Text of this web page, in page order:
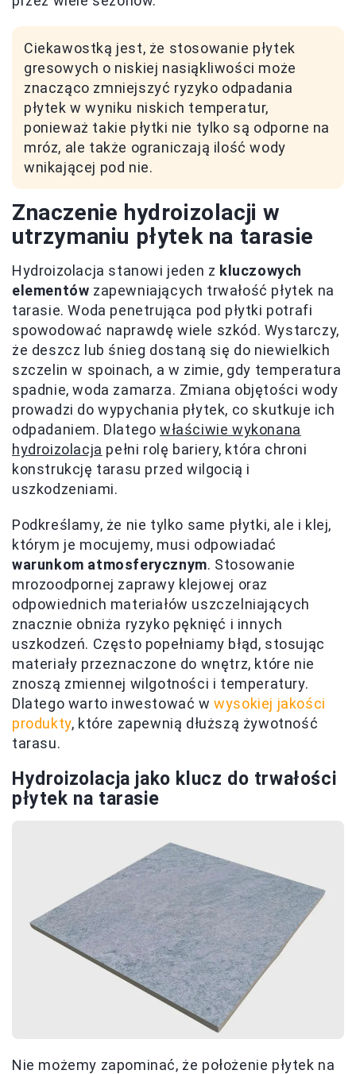
Ciekawostką jest, że stosowanie płytek
gresowych o niskiej nasiąkliwości może
znacząco zmniejszyć ryzyko odpadania
płytek w wyniku niskich temperatur,
ponieważ takie płytki nie tylko są odporne na
mróz, ale także ograniczają ilość wody
wnikającej pod nie.
Znaczenie hydroizolacji w
utrzymaniu płytek na tarasie
Hydroizolacja stanowi jeden z kluczowych
elementów zapewniających trwałość płytek na
tarasie. Woda penetrująca pod płytki potrafi
spowodować naprawdę wiele szkód. Wystarczy,
że deszcz lub śnieg dostaną się do niewielkich
szczelin w spoinach, a w zimie, gdy temperatura
spadnie, woda zamarza. Zmiana objętości wody
prowadzi do wypychania płytek, co skutkuje ich
odpadaniem. Dlategowłaściwie wykonana
hydroizolacja pełni rolę bariery, która chroni
konstrukcję tarasu przed wilgocią i
uszkodzeniami.
Podkreślamy, że nie tylko same płytki, ale i klej,
którym je mocujemy, musi odpowiadać
warunkom atmosferycznym. Stosowanie
mrozoodpornej zaprawy klejowej oraz
odpowiednich materiałów uszczelniających
znacznie obniża ryzyko pęknięć i innych
uszkodzeń. Często popełniamy błąd, stosując
materiały przeznaczone do wnętrz, które nie
znoszą zmiennej wilgotności i temperatury.
Dlatego warto inwestować wwysokiej jakości
produkty, które zapewnią dłuższą żywotność
tarasu.
Hydroizolacja jako klucz do trwałości
płytek na tarasie
Nie możemy zapominać, że położenie płytek na